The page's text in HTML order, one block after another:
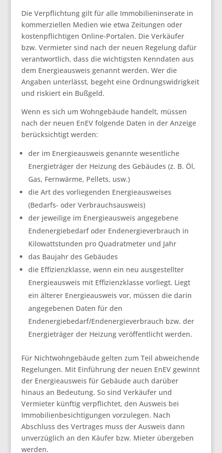
Die Verpflichtung gilt für alle Immobilieninserate in
kommerziellen Medien wie etwa Zeitungen oder
kostenpflichtigen Online-Portalen. Die Verkäufer
bzw. Vermieter sind nach der neuen Regelung dafür
verantwortlich, dass die wichtigsten Kenndaten aus
dem Energieausweis genannt werden. Wer die
Angaben unterlässt, begeht eine Ordnungswidrigkeit
und riskiert ein Bußgeld.
Wenn es sich um Wohngebäude handelt, müssen
nach der neuen EnEV folgende Daten in der Anzeige
berücksichtigt werden:
der im Energieausweis genannte wesentliche
Energieträger der Heizung des Gebäudes (z. B. Öl,
Gas, Fernwärme, Pellets, usw.)
die Art des vorliegenden Energieausweises
(Bedarfs- oder Verbrauchsausweis)
der jeweilige im Energieausweis angegebene
Endenergiebedarf oder Endenergieverbrauch in
Kilowattstunden pro Quadratmeter und Jahr
das Baujahr des Gebäudes
die Effizienzklasse, wenn ein neu ausgestellter
Energieausweis mit Effizienzklasse vorliegt. Liegt
ein älterer Energieausweis vor, müssen die darin
angegebenen Daten für den
Endenergiebedarf/Endenergieverbrauch bzw. der
Energieträger der Heizung veröffentlicht werden.
Für Nichtwohngebäude gelten zum Teil abweichende
Regelungen. Mit Einführung der neuen EnEV gewinnt
der Energieausweis für Gebäude auch darüber
hinaus an Bedeutung. So sind Verkäufer und
Vermieter künftig verpflichtet, den Ausweis bei
Immobilienbesichtigungen vorzulegen. Nach
Abschluss des Vertrages muss der Ausweis dann
unverzüglich an den Käufer bzw. Mieter übergeben
werden.